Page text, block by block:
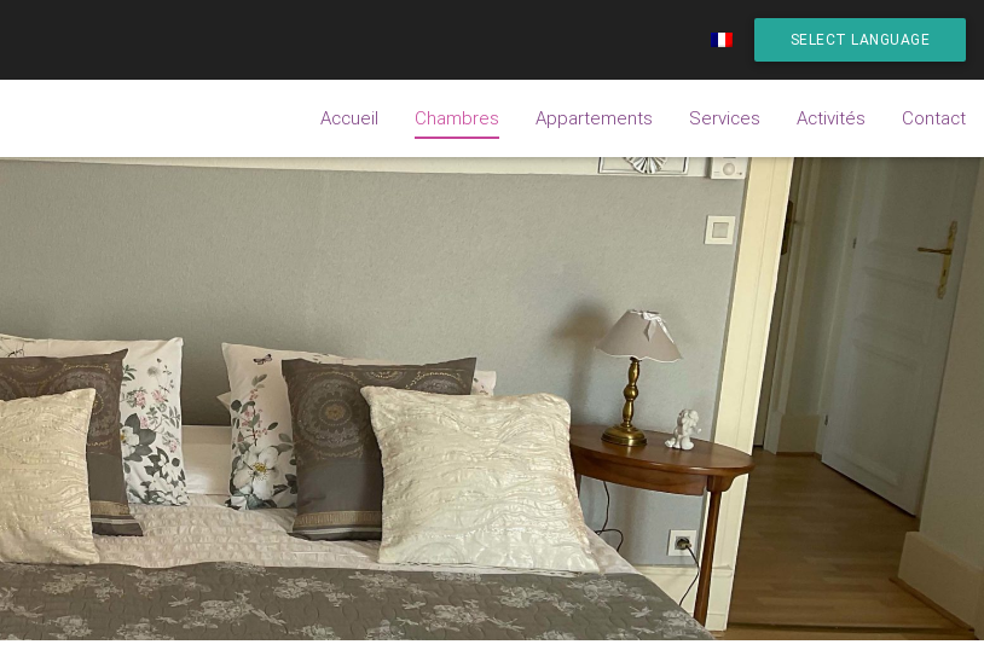
SELECT LANGUAGE
Accueil Chambres Appartements Services Activités Contact